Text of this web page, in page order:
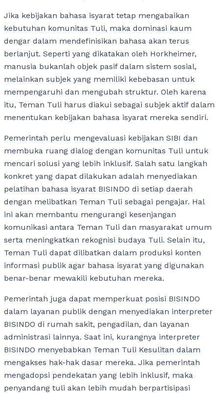
Jika kebijakan bahasa isyarat tetap mengabaikan
kebutuhan komunitas Tuli, maka dominasi kaum
dengar dalam mendefinisikan bahasa akan terus
berlanjut. Seperti yang dikatakan oleh Horkheimer,
manusia bukanlah objek pasif dalam sistem sosial,
melainkan subjek yang memiliki kebebasan untuk
mempengaruhi dan mengubah struktur. Oleh karena
itu, Teman Tuli harus diakui sebagai subjek aktif dalam
menentukan kebijakan bahasa isyarat mereka sendiri.
Pemerintah perlu mengevaluasi kebijakan SIBI dan
membuka ruang dialog dengan komunitas Tuli untuk
mencari solusi yang lebih inklusif. Salah satu langkah
konkret yang dapat dilakukan adalah menyediakan
pelatihan bahasa isyarat BISINDO di setiap daerah
dengan melibatkan Teman Tuli sebagai pengajar. Hal
ini akan membantu mengurangi kesenjangan
komunikasi antara Teman Tuli dan masyarakat umum
serta meningkatkan rekognisi budaya Tuli. Selain itu,
Teman Tuli dapat dilibatkan dalam produksi konten
informasi publik agar bahasa isyarat yang digunakan
benar-benar mewakili kebutuhan mereka.
Pemerintah juga dapat memperkuat posisi BISINDO
dalam layanan publik dengan menyediakan interpreter
BISINDO di rumah sakit, pengadilan, dan layanan
administrasi lainnya. Saat ini, kurangnya interpreter
BISINDO menyebabkan Teman Tuli Kesulitan dalam
mengakses hak-hak dasar mereka. Jika pemerintah
mengadopsi pendekatan yang lebih inklusif, maka
penyandang tuli akan lebih mudah berpartisipasi